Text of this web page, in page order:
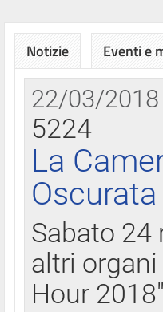
Notizie Eventi e
22/03/2018
5224
La
Sabato 24
altri
Hour